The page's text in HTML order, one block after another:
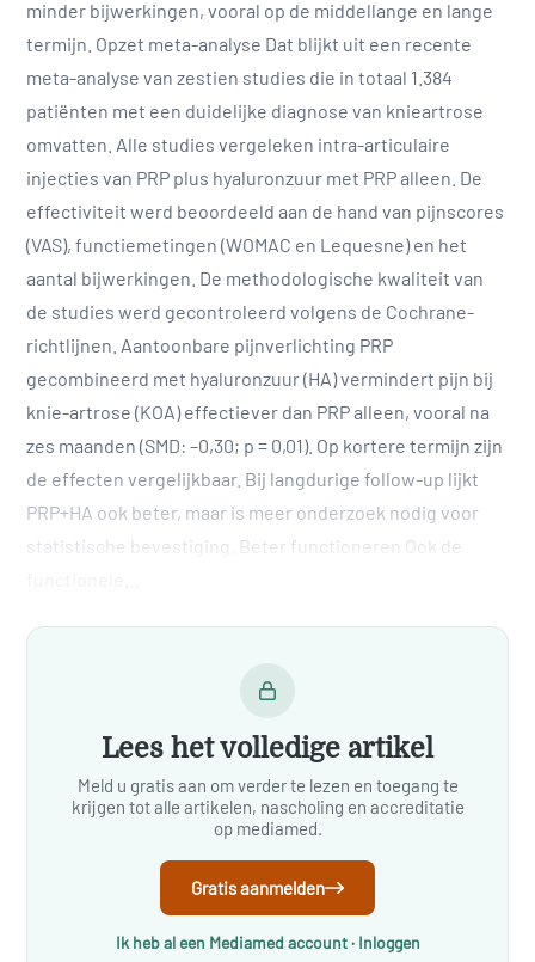
minder bijwerkingen, vooral op de middellange en lange
termijn. Opzet meta-analyse Dat blijkt uit een recente
meta-analyse van zestien studies die in totaal 1.384
patiënten met een duidelijke diagnose van knieartrose
omvatten. Alle studies vergeleken intra-articulaire
injecties van PRP plus hyaluronzuur met PRP alleen. De
effectiviteit werd beoordeeld aan de hand van pijnscores
(VAS), functiemetingen (WOMAC en Lequesne) en het
aantal bijwerkingen. De methodologische kwaliteit van
de studies werd gecontroleerd volgens de Cochrane-
richtlijnen. Aantoonbare pijnverlichting PRP
gecombineerd met hyaluronzuur (HA) vermindert pijn bij
knie-artrose (KOA) effectiever dan PRP alleen, vooral na
zes maanden (SMD: –0,30; p = 0,01). Op kortere termijn zijn
de effecten vergelijkbaar. Bij langdurige follow-up lijkt
PRP+HA ook beter, maar is meer onderzoek nodig voor
statistische bevestiging. Beter functioneren Ook de
Lees het volledige artikel
Meld u gratis aan om verder te lezen en toegang te
krijgen tot alle artikelen, nascholing en accreditatie
op mediamed.
Gratis aanmelden
Ik heb al een Mediamed account · Inloggen